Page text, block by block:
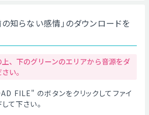
知らない感情」のダウンロードを
、下のグリーンのエリアから音源をダ
い。
FILE" のボタンをクリックしてファイ
て下さい。